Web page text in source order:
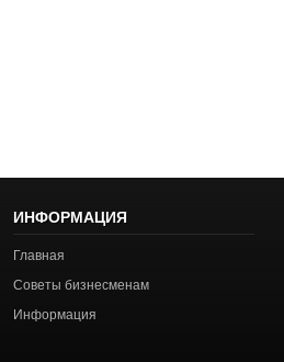
ИНФОРМАЦИЯ
Главная
Советы бизнесменам
Информация